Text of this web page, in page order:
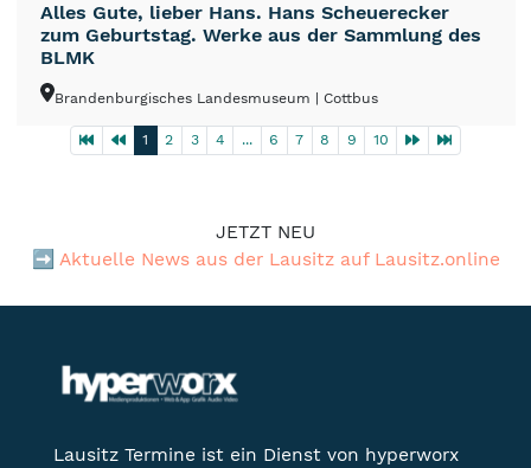
Alles Gute, lieber Hans. Hans Scheuerecker
zum Geburtstag. Werke aus der Sammlung des
BLMK
Brandenburgisches Landesmuseum | Cottbus
1 2 3 4 ... 6 7 8 9 10
JETZT NEU
➡️ Aktuelle News aus der Lausitz auf Lausitz.online
Lausitz Termine ist ein Dienst von hyperworx